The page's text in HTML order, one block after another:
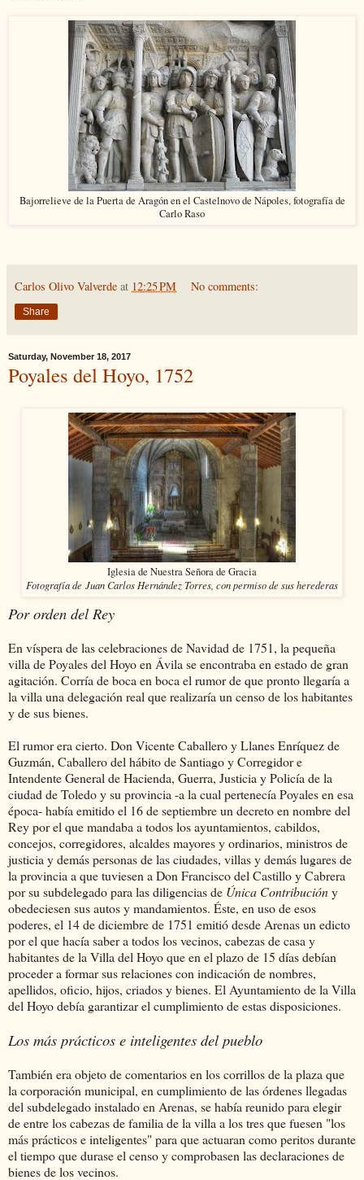
Bajorrelieve de la Puerta de Aragón en el Castelnovo de Nápoles, fotografía de
Carlo Raso
Carlos Olivo Valverde at 12:25 PM No comments:
Share
Saturday, November 18, 2017
Poyales del Hoyo, 1752
Iglesia de Nuestra Señora de Gracia
Fotografía de Juan Carlos Hernández Torres, con permiso de sus herederas
Por orden del Rey
En víspera de las celebraciones de Navidad de 1751, la pequeña
villa de Poyales del Hoyo en Ávila se encontraba en estado de gran
agitación. Corría de boca en boca el rumor de que pronto llegaría a
la villa una delegación real que realizaría un censo de los habitantes
y de sus bienes.
El rumor era cierto. Don Vicente Caballero y Llanes Enríquez de
Guzmán, Caballero del hábito de Santiago y Corregidor e
Intendente General de Hacienda, Guerra, Justicia y Policía de la
ciudad de Toledo y su provincia -a la cual pertenecía Poyales en esa
época- había emitido el 16 de septiembre un decreto en nombre del
Rey por el que mandaba a todos los ayuntamientos, cabildos,
concejos, corregidores, alcaldes mayores y ordinarios, ministros de
justicia y demás personas de las ciudades, villas y demás lugares de
la provincia a que tuviesen a Don Francisco del Castillo y Cabrera
por su subdelegado para las diligencias de Única Contribucióny
obedeciesen sus autos y mandamientos. Éste, en uso de esos
poderes, el 14 de diciembre de 1751 emitió desde Arenas un edicto
por el que hacía saber a todos los vecinos, cabezas de casa y
habitantes de la Villa del Hoyo que en el plazo de 15 días debían
proceder a formar sus relaciones con indicación de nombres,
apellidos, oficio, hijos, criados y bienes. El Ayuntamiento de la Villa
del Hoyo debía garantizar el cumplimiento de estas disposiciones.
Los más prácticos e inteligentes del pueblo
También era objeto de comentarios en los corrillos de la plaza que
la corporación municipal, en cumplimiento de las órdenes llegadas
del subdelegado instalado en Arenas, se había reunido para elegir
de entre los cabezas de familia de la villa a los tres que fuesen "los
más prácticos e inteligentes" para que actuaran como peritos durante
el tiempo que durase el censo y comprobasen las declaraciones de
bienes de los vecinos.